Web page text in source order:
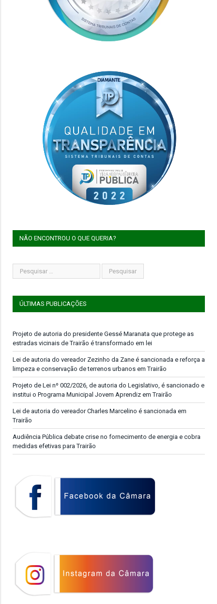
NÃO ENCONTROU O QUE QUERIA?
ÚLTIMAS PUBLICAÇÕES
Projeto de autoria do presidente Gessé Maranata que protege as
estradas vicinais de Trairão é transformado em lei
Lei de autoria do vereador Zezinho da Zane é sancionada e reforça a
limpeza e conservação de terrenos urbanos em Trairão
Projeto de Lei nº 002/2026, de autoria do Legislativo, é sancionado e
institui o Programa Municipal Jovem Aprendiz em Trairão
Lei de autoria do vereador Charles Marcelino é sancionada em
Trairão
Audiência Pública debate crise no fornecimento de energia e cobra
medidas efetivas para Trairão